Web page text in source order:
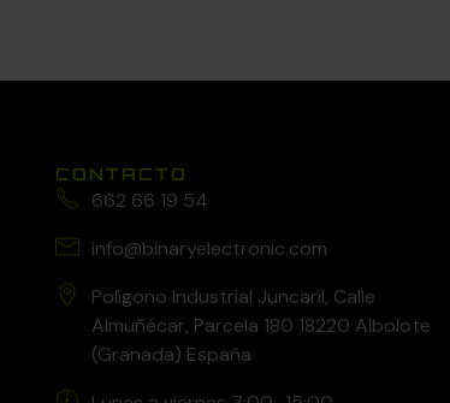
CONTACTO
662 66 19 54
info@binaryelectronic.com
Polígono Industrial Juncaril, Calle
Almuñécar, Parcela 180 18220 Albolote
(Granada) España